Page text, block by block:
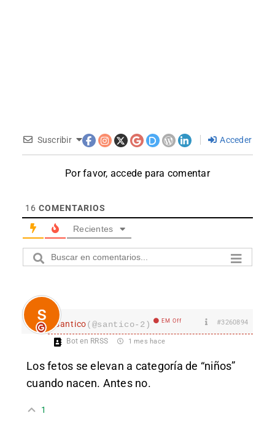
Suscribir Acceder
Por favor, accede para comentar
16 COMENTARIOS
Recientes
santico(@santico-2) EM Off #3260894
Bot en RRSS 1 mes hace
Los fetos se elevan a categoría de “niños”
cuando nacen. Antes no.
1